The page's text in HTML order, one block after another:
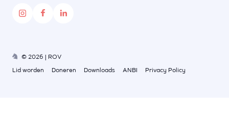
© 2026 | ROV
Lid worden
Doneren Downloads ANBI Privacy Policy